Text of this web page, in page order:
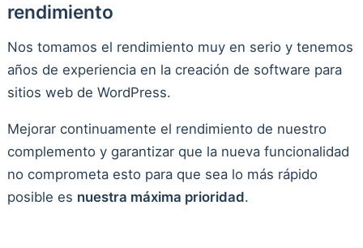
rendimiento
Nos tomamos el rendimiento muy en serio y tenemos
años de experiencia en la creación de software para
sitios web de WordPress.
Mejorar continuamente el rendimiento de nuestro
complemento y garantizar que la nueva funcionalidad
no comprometa esto para que sea lo más rápido
posible es nuestra máxima prioridad.